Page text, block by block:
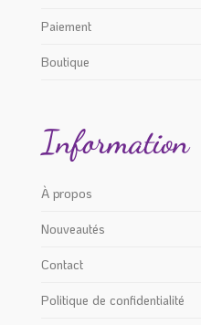
Paiement
Boutique
Information
À propos
Nouveautés
Contact
Politique de confidentialité